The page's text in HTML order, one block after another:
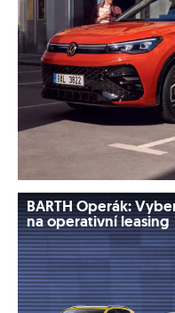
BARTH Operák:
na operativní leasing